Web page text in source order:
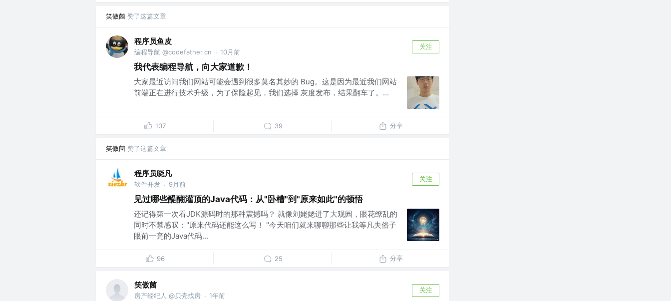
笑傲菌 赞了这篇文章
程序员鱼皮
编程导航 @codefather.cn · 10月前
关注
我代表编程导航，向大家道歉！
大家最近访问我们网站可能会遇到很多莫名其妙的 Bug。这是因为最近我们网站
前端正在进行技术升级，为了保险起见，我们选择 灰度发布，结果翻车了。...
107 39 分享
笑傲菌 赞了这篇文章
程序员晓凡
软件开发 · 9月前
关注
见过哪些醍醐灌顶的Java代码：从"卧槽"到"原来如此"的顿悟
还记得第一次看JDK源码时的那种震撼吗？ 就像刘姥姥进了大观园，眼花缭乱的
同时不禁感叹："原来代码还能这么写！ "今天咱们就来聊聊那些让我等凡夫俗子
眼前一亮的Java代码...
96 25 分享
笑傲菌
房产经纪人 @贝壳找房 · 1年前
关注